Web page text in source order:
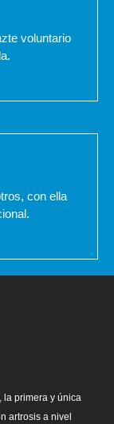
voluntario
con ella
la primera y única
artrosis a nivel